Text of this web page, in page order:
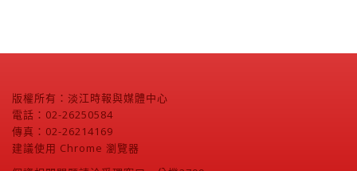
版權所有：淡江時報與媒體中心
電話：02-26250584
傳真：02-26214169
建議使用 Chrome 瀏覽器